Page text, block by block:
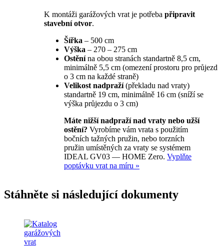
K montáži garážových vrat je potřeba připravit
stavební otvor.
Šířka – 500 cm
Výška – 270 – 275 cm
Ostěnína obou stranách standartně 8,5 cm,
minimálně 5,5 cm (omezení prostoru pro průjezd
o 3 cm na každé straně)
Velikost nadpraží(překladu nad vraty)
standartně 19 cm, minimálně 16 cm (sníží se
výška průjezdu o 3 cm)
Máte nižší nadpraží nad vraty nebo užší
ostění? Vyrobíme vám vrata s použitím
bočních tažných pružin, nebo torzních
pružin umístěných za vraty se systémem
IDEAL GV03 — HOME Zero. Vyplňte
poptávku vrat na míru »
Stáhněte si následující dokumenty